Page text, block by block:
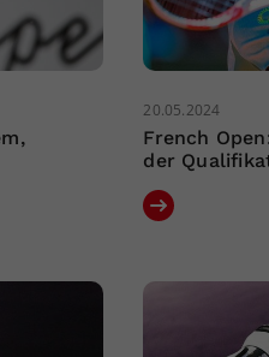
20.05.2024
French
der